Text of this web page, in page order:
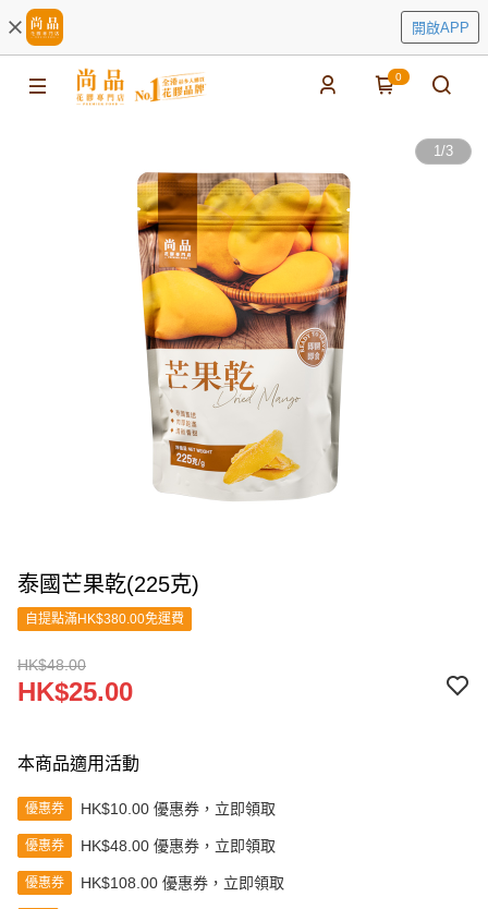
開啟APP
0
1/3
泰國芒果乾(225克)
自提點滿HK$380.00免運費
HK$48.00
HK$25.00
本商品適用活動
優惠券 HK$10.00 優惠券，立即領取
優惠券 HK$48.00 優惠券，立即領取
優惠券 HK$108.00 優惠券，立即領取